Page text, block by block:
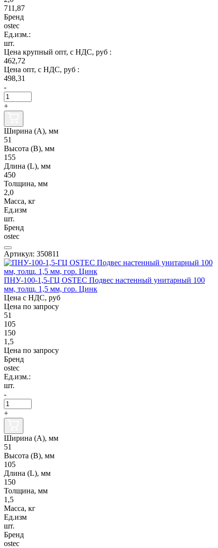
711,87
Бренд
ostec
Ед.изм.:
шт.
Цена крупный опт, с НДС, руб :
462,72
Цена опт, с НДС, руб :
498,31
-
+
Ширина (А), мм
51
Высота (В), мм
155
Длина (L), мм
450
Толщина, мм
2,0
Масса, кг
Ед.изм
шт.
Бренд
ostec
Артикул: 350811
ПНУ-100-1,5-ГЦ OSTEC Подвес настенный унитарный 100
мм, толщ. 1,5 мм, гор. Цинк
Цена с НДС, руб
Цена по запросу
51
105
150
1,5
Цена по запросу
Бренд
ostec
Ед.изм.:
шт.
-
+
Ширина (А), мм
51
Высота (В), мм
105
Длина (L), мм
150
Толщина, мм
1,5
Масса, кг
Ед.изм
шт.
Бренд
ostec